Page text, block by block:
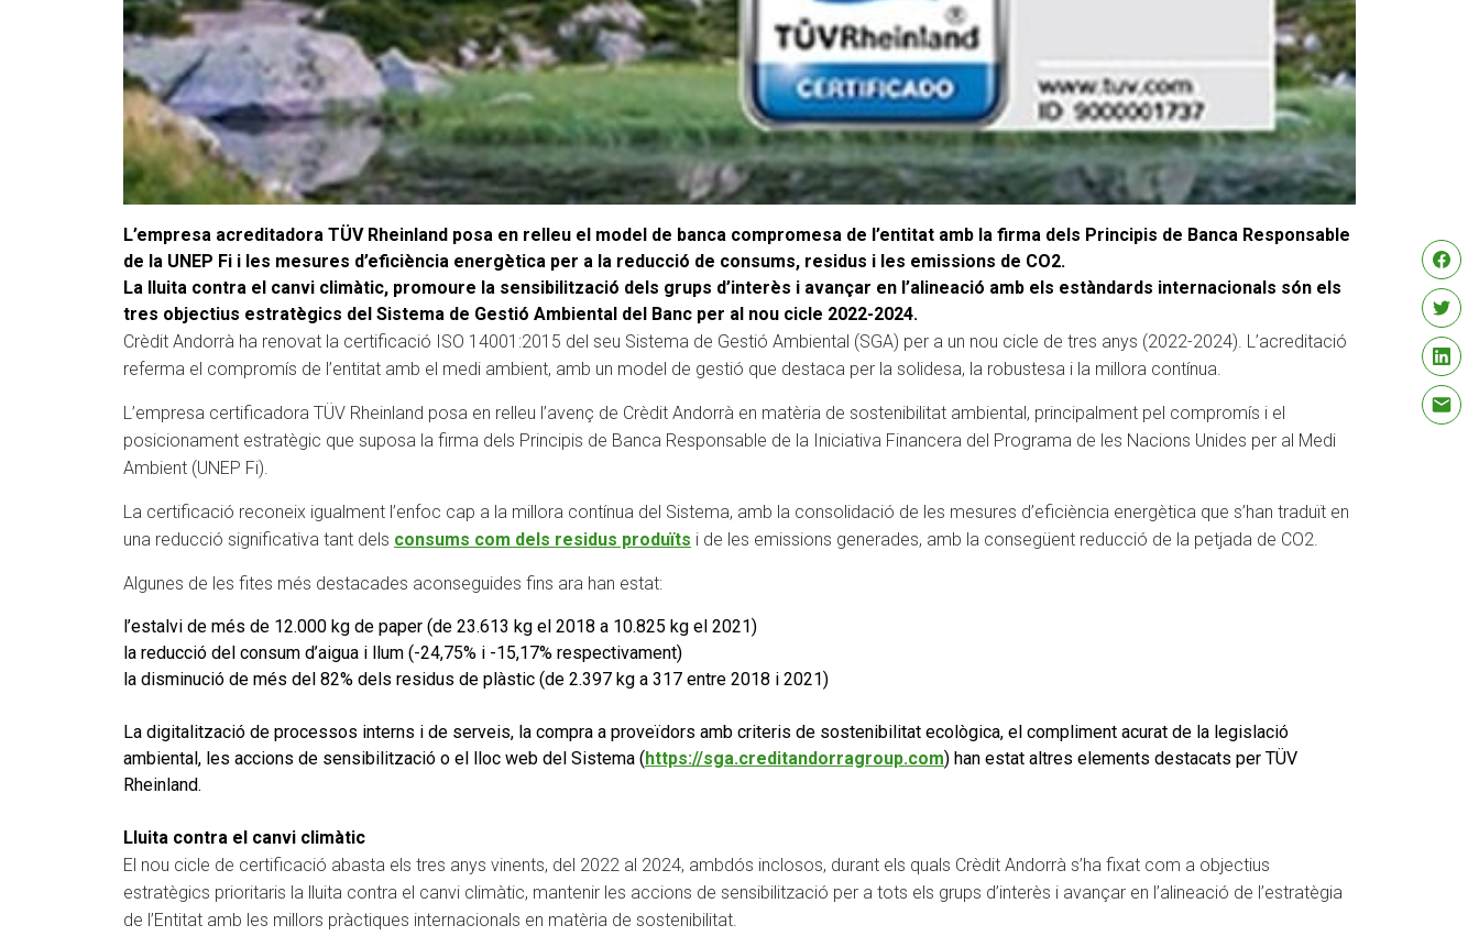
L’empresa acreditadora TÜV Rheinland posa en relleu el model de banca compromesa de l’entitat amb la firma dels Principis de Banca Responsable
de la UNEP Fi i les mesures d’eficiència energètica per a la reducció de consums, residus i les emissions de CO2.
La lluita contra el canvi climàtic, promoure la sensibilització dels grups d’interès i avançar en l’alineació amb els estàndards internacionals són els
tres objectius estratègics del Sistema de Gestió Ambiental del Banc per al nou cicle 2022-2024.
Crèdit Andorrà ha renovat la certificació ISO 14001:2015 del seu Sistema de Gestió Ambiental (SGA) per a un nou cicle de tres anys (2022-2024). L’acreditació
referma el compromís de l’entitat amb el medi ambient, amb un model de gestió que destaca per la solidesa, la robustesa i la millora contínua.
L’empresa certificadora TÜV Rheinland posa en relleu l’avenç de Crèdit Andorrà en matèria de sostenibilitat ambiental, principalment pel compromís i el
posicionament estratègic que suposa la firma dels Principis de Banca Responsable de la Iniciativa Financera del Programa de les Nacions Unides per al Medi
Ambient (UNEP Fi).
La certificació reconeix igualment l’enfoc cap a la millora contínua del Sistema, amb la consolidació de les mesures d’eficiència energètica que s’han traduït en
una reducció significativa tant dels consums com dels residus produïts i de les emissions generades, amb la consegüent reducció de la petjada de CO2.
Algunes de les fites més destacades aconseguides fins ara han estat:
l’estalvi de més de 12.000 kg de paper (de 23.613 kg el 2018 a 10.825 kg el 2021)
la reducció del consum d’aigua i llum (-24,75% i -15,17% respectivament)
la disminució de més del 82% dels residus de plàstic (de 2.397 kg a 317 entre 2018 i 2021)
La digitalització de processos interns i de serveis, la compra a proveïdors amb criteris de sostenibilitat ecològica, el compliment acurat de la legislació
ambiental, les accions de sensibilització o el lloc web del Sistema (https://sga.creditandorragroup.com) han estat altres elements destacats per TÜV
Rheinland.
Lluita contra el canvi climàtic
El nou cicle de certificació abasta els tres anys vinents, del 2022 al 2024, ambdós inclosos, durant els quals Crèdit Andorrà s’ha fixat com a objectius
estratègics prioritaris la lluita contra el canvi climàtic, mantenir les accions de sensibilització per a tots els grups d’interès i avançar en l’alineació de l’estratègia
de l’Entitat amb les millors pràctiques internacionals en matèria de sostenibilitat.